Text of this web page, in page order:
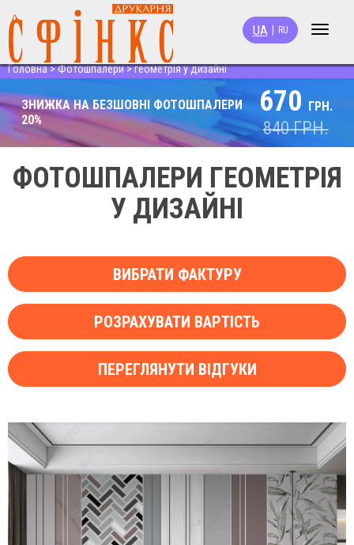
Toggle
UA RU
Головна>Фотошпалери>геометрія у дизайні
ЗНИЖКА НА БЕЗШОВНІ ФОТОШПАЛЕРИ
20%
670 ГРН.
840ГРН.
ФОТОШПАЛЕРИ ГЕОМЕТРІЯ
У ДИЗАЙНІ
ВИБРАТИ ФАКТУРУ
РОЗРАХУВАТИ ВАРТІСТЬ
ПЕРЕГЛЯНУТИ ВІДГУКИ